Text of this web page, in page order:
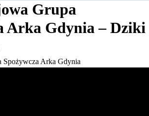
Grupa
Arka Gdynia – Dziki
Arka Gdynia